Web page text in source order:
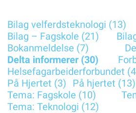
Søk i alt innhold
SISTE UTGAVE
Les siste utgave på nett
TIDLIGERE UTGAVER
Arkiv
NYHETER
Nyhetsarkiv
Bilag velferdsteknologi (13)
Bilag – Fagskole (21)
Bokanmeldelse (7)
Delta informerer (30)
Helsefagarbeiderforbundet
På Hjertet (3)
På hjertet (13)
Tema: Fagskole (10)
Tema: Teknologi (12)